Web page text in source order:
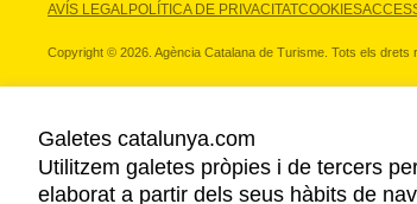
AVÍS LEGALPOLÍTICA DE PRIVACITATCOOKIES
Copyright © 2026. Agència Catalana de Turisme. Tots els drets
ELS NOSTRES PARTNERS
Galetes catalunya.com
Utilitzem galetes pròpies i de tercers
elaborat a partir dels seus hàbits de